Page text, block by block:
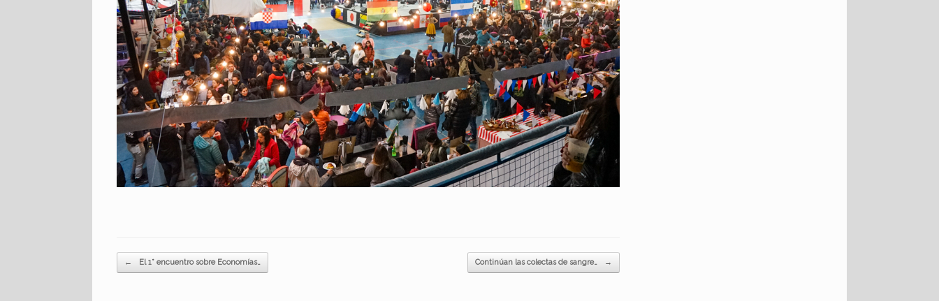
Navegador de artículos
← El 1° encuentro sobre Economías… Continúan las colectas de sangre… →